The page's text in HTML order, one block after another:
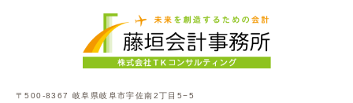
〒500-8367 岐阜県岐阜市宇佐南2丁目5−5